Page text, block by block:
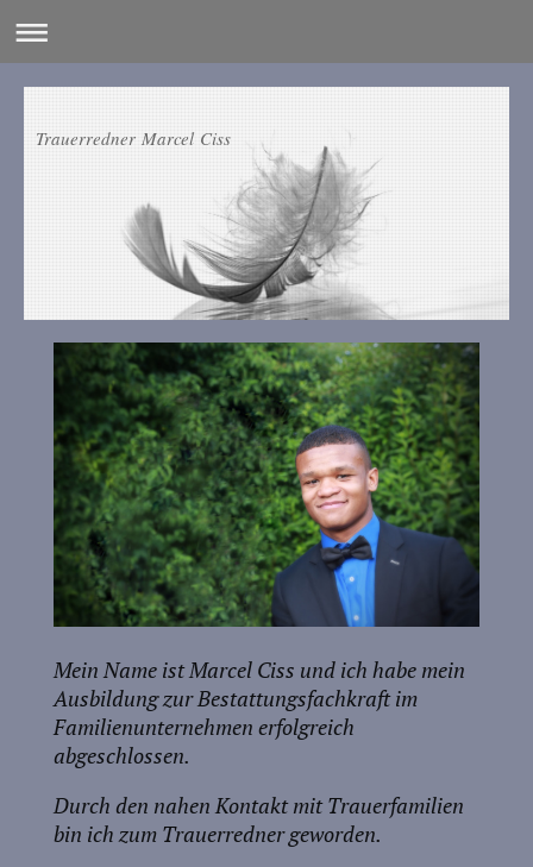
Trauerredner Marcel Ciss
Mein Name ist Marcel Ciss und ich habe mein
Ausbildung zur Bestattungsfachkraft im
Familienunternehmen erfolgreich
abgeschlossen.
Durch den nahen Kontakt mit Trauerfamilien
bin ich zum Trauerredner geworden.